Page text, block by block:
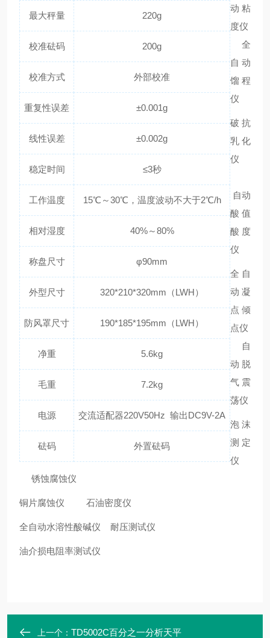
最大秤量 220g
校准砝码 200g
校准方式 外部校准
重复性误差 ±0.001g
线性误差 ±0.002g
稳定时间 ≤3秒
工作温度 15℃～30℃，温度波动不大于2℃/h
相对湿度 40%～80%
称盘尺寸 φ90mm
外型尺寸 320*210*320mm（LWH）
防风罩尺寸 190*185*195mm（LWH）
净重 5.6kg
毛重 7.2kg
电源 交流适配器220V50Hz 输出DC9V-2A
砝码 外置砝码
动粘
度仪
全
自动
馏程
仪
破抗
乳化
仪
自动
酸值
酸度
仪
全自
动凝
点倾
点仪
自
动脱
气震
荡仪
泡沫
测定
仪
锈蚀腐蚀仪
铜片腐蚀仪 石油密度仪
全自动水溶性酸碱仪 耐压测试仪
油介损电阻率测试仪
上一个： TD5002C百分之一分析天平